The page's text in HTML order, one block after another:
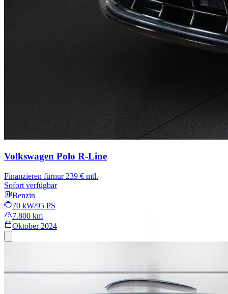
Volkswagen Polo R-Line
Finanzieren fürnur 239 € mtl.
Sofort verfügbar
Benzin
70 kW/95 PS
7.800 km
Oktober 2024